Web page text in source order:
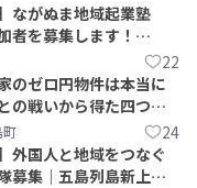
ながぬま地域起業塾
者を募集します！
22
のゼロ円物件は本当に
の戦いから得た四つの
町 24
外国人と地域をつなぐ
募集｜五島列島新上五